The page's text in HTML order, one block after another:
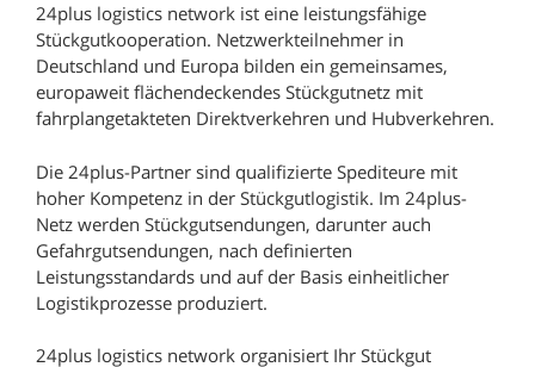
Michael Wolf Spedition OHG
Möller Internationale Speditions GmbH & Co.
KG
Mühlberger Spedition & Logistik GmbH
Oetjen Logistik GmbH
Reischl & Schneider GmbH & Co.
Robert Müller GmbH
Robert Müller GmbH (Niederlassung Chemnitz)
24plus logistics network ist eine leistungsfähige
Stückgutkooperation. Netzwerkteilnehmer in
Deutschland und Europa bilden ein gemeinsames,
europaweit flächendeckendes Stückgutnetz mit
fahrplangetakteten Direktverkehren und Hubverkehren.
Die 24plus-Partner sind qualifizierte Spediteure mit
hoher Kompetenz in der Stückgutlogistik. Im 24plus-
Netz werden Stückgutsendungen, darunter auch
Gefahrgutsendungen, nach definierten
Leistungsstandards und auf der Basis einheitlicher
Logistikprozesse produziert.
24plus logistics network organisiert Ihr Stückgut